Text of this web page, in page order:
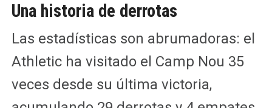
Una historia de derrotas
Las estadísticas son abrumadoras: el
Athletic ha visitado el Camp Nou 35
veces desde su última victoria,